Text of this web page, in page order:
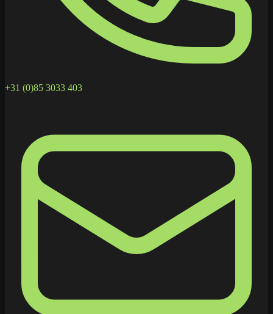
+31 (0)85 3033 403